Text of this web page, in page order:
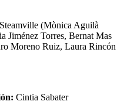
(Mònica Aguilà
Jiménez Torres, Bernat Mas
Moreno Ruiz, Laura Rincón
Cintia Sabater